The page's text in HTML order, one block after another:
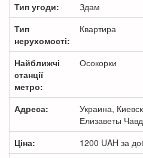
Тип угоди:
Здам
Тип
нерухомості:
Квартира
Найближчі
станції
метро:
Осокорки
Адреса:
Украина,
Елизаветы
Ціна:
1200 UAH за